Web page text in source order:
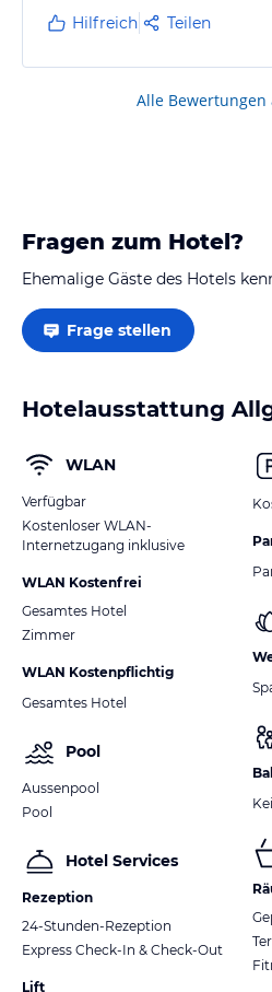
weiter gestört hat.
Hilfreich Teilen
Alle Bewertungen
Fragen zum Hotel?
Ehemalige Gäste des Hotels
Frage stellen
Hotelausstattung
WLAN
Verfügbar
Kostenloser WLAN-
Internetzugang inklusive
WLAN Kostenfrei
Gesamtes Hotel
Zimmer
WLAN Kostenpflichtig
Gesamtes Hotel
Pool
Aussenpool
Pool
Hotel Services
Rezeption
24-Stunden-Rezeption
Express Check-In & Check-Out
Lift